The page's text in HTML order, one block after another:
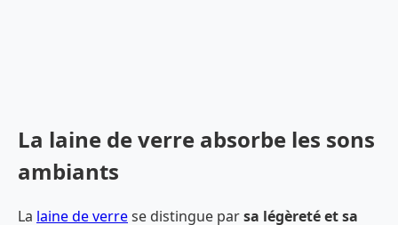
La laine de verre absorbe les sons
ambiants
La laine de verrese distingue parsa légèreté et sa